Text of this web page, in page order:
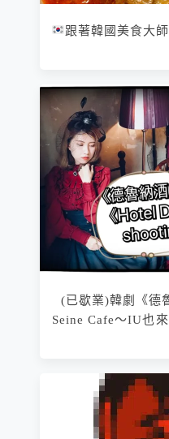
跟著韓國美食大
(已歇業)韓劇《德
Seine Cafe～IU也